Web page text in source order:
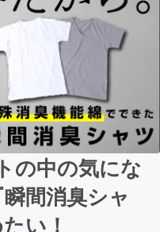
の中の気にな
間消臭シャ
い！